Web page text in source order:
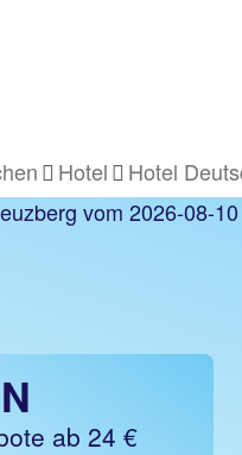
Hotel Hotel
ab 24 €